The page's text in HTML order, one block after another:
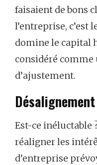
faisaient de bons
l’entreprise,
domine le capital
considéré comme
d’ajustement.
Désalignement
Est-ce inéluctable
réaligner les
d’entreprise